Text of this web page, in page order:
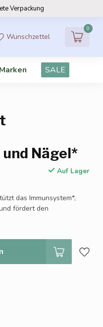
Verpackung
Wunschzettel
0
Marken SALE
Nägel*
Auf Lager
das Immunsystem*,
fördert den